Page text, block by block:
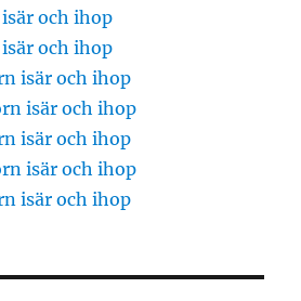
och ihop
och ihop
isär och ihop
isär och ihop
isär och ihop
isär och ihop
isär och ihop